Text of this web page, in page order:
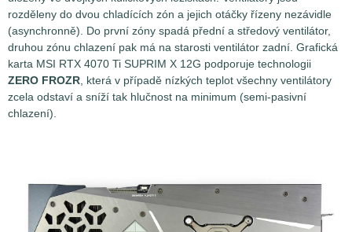
rozděleny do dvou chladících zón a jejich otáčky řízeny nezávidle
(asynchronně). Do první zóny spadá přední a středový ventilátor,
druhou zónu chlazení pak má na starosti ventilátor zadní. Grafická
karta MSI RTX 4070 Ti SUPRIM X 12G podporuje technologii
ZERO FROZR, která v případě nízkých teplot všechny ventilátory
zcela odstaví a sníží tak hlučnost na minimum (semi-pasivní
chlazení).